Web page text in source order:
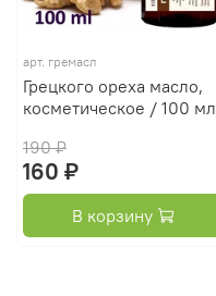
арт. гремасл
Грецкого ореха масло,
косметическое / 100 мл
190 ₽
160 ₽
В корзину